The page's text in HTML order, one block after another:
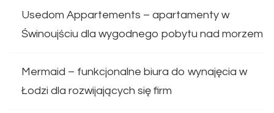
Usedom Appartements – apartamenty w
Świnoujściu dla wygodnego pobytu nad morzem
Mermaid – funkcjonalne biura do wynajęcia w
Łodzi dla rozwijających się firm